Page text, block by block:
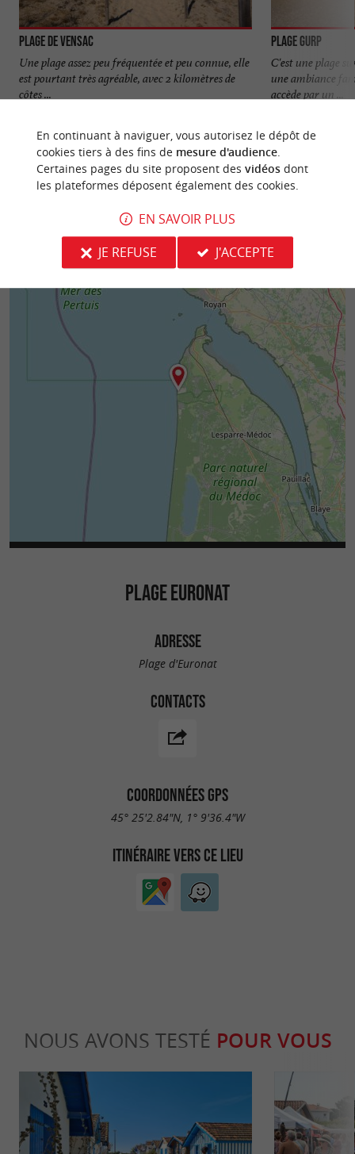
Plage de Vensac
Une plage assez peu fréquentée et peu connue, elle
est pourtant très agréable, avec 2 kilomètres de
côtes ...
Plage Gurp
C'est une plage
une ambiance
accède par un ...
PLAGE EURONAT
ADRESSE
Plage d'Euronat
CONTACTS
COORDONNÉES GPS
45° 25'2.84"N, 1° 9'36.4"W
ITINÉRAIRE VERS CE LIEU
NOUS AVONS TESTÉ POUR VOUS
En continuant à naviguer, vous autorisez le dépôt de
cookies tiers à des fins de mesure d'audience.
Certaines pages du site proposent des vidéosdont
les plateformes déposent également des cookies.
EN SAVOIR PLUS
JE REFUSE
J'ACCEPTE